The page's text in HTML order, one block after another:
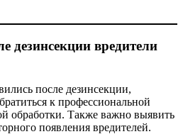
дезинсекции вредители
после дезинсекции,
к профессиональной
обработки. Также важно выявить
появления вредителей.